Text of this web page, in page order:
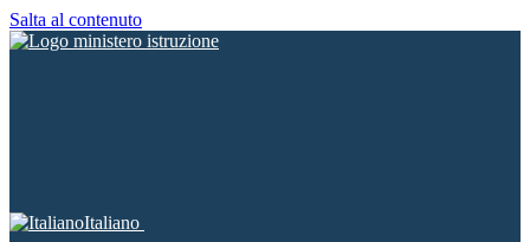
Salta al contenuto
Italiano